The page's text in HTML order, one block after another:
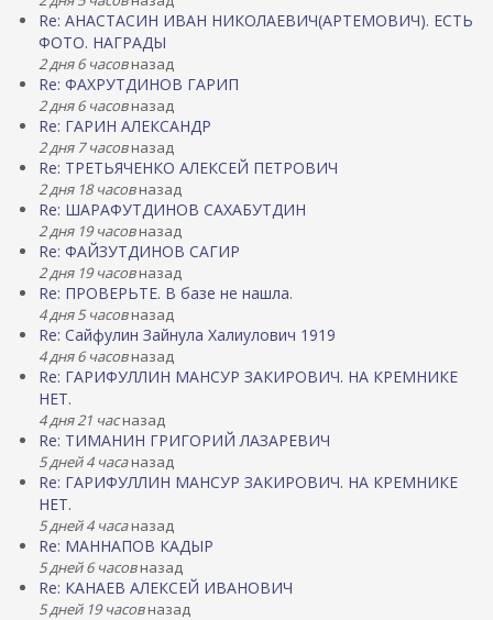
Re: АНАСТАСИН ИВАН НИКОЛАЕВИЧ(АРТЕМОВИЧ). ЕСТЬ
ФОТО. НАГРАДЫ
2 дня 6 часовназад
Re: ФАХРУТДИНОВ ГАРИП
2 дня 6 часовназад
Re: ГАРИН АЛЕКСАНДР
2 дня 7 часовназад
Re: ТРЕТЬЯЧЕНКО АЛЕКСЕЙ ПЕТРОВИЧ
2 дня 18 часовназад
Re: ШАРАФУТДИНОВ САХАБУТДИН
2 дня 19 часовназад
Re: ФАЙЗУТДИНОВ САГИР
2 дня 19 часовназад
Re: ПРОВЕРЬТЕ. В базе не нашла.
4 дня 5 часовназад
Re: Сайфулин Зайнула Халиулович 1919
4 дня 6 часовназад
Re: ГАРИФУЛЛИН МАНСУР ЗАКИРОВИЧ. НА КРЕМНИКЕ
НЕТ.
4 дня 21 часназад
Re: ТИМАНИН ГРИГОРИЙ ЛАЗАРЕВИЧ
5 дней 4 часаназад
Re: ГАРИФУЛЛИН МАНСУР ЗАКИРОВИЧ. НА КРЕМНИКЕ
НЕТ.
5 дней 4 часаназад
Re: МАННАПОВ КАДЫР
5 дней 6 часовназад
Re: КАНАЕВ АЛЕКСЕЙ ИВАНОВИЧ
5 дней 19 часовназад